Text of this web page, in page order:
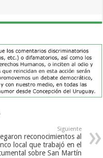
Siguiente
reconocimientos al
local que trabajó en el
sobre San Martín